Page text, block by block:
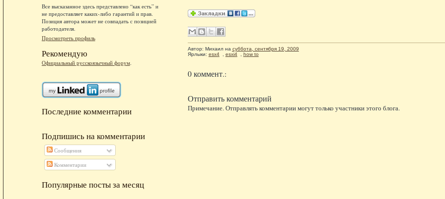
Все высказанное здесь представлено “как есть” и
не предоставляет каких-либо гарантий и прав.
Позиция автора может не совпадать с позицией
работодателя.
Просмотреть профиль
Рекомендую
Официальный русскоязычный форум.
Последние комментарии
Подпишись на комментарии
Сообщения
Комментарии
Популярные посты за месяц
Автор: Михаил на суббота, сентября 19, 2009
Ярлыки: esx4 esxi4 how to
0 коммент.:
Отправить комментарий
Примечание. Отправлять комментарии могут только участники этого блога.